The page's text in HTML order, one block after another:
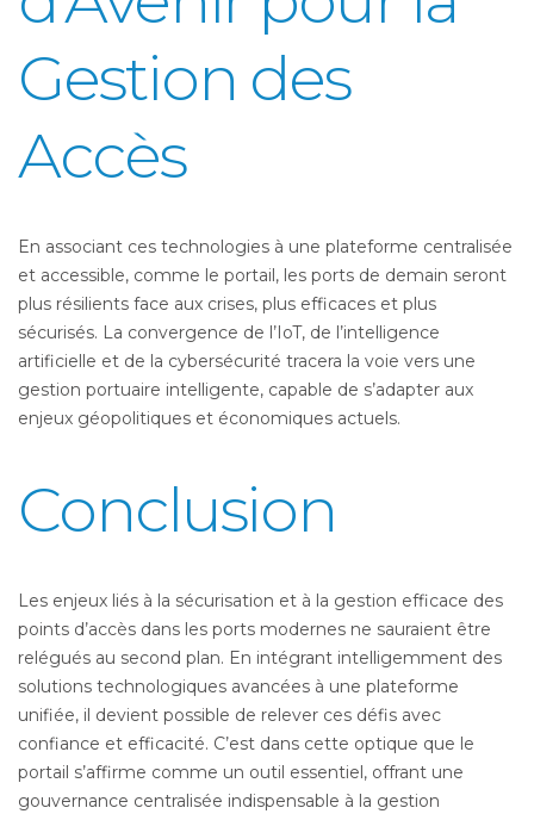
Gestion des
Accès
En associant ces technologies à une plateforme centralisée
et accessible, comme le portail, les ports de demain seront
plus résilients face aux crises, plus efficaces et plus
sécurisés. La convergence de l’IoT, de l’intelligence
artificielle et de la cybersécurité tracera la voie vers une
gestion portuaire intelligente, capable de s’adapter aux
enjeux géopolitiques et économiques actuels.
Conclusion
Les enjeux liés à la sécurisation et à la gestion efficace des
points d’accès dans les ports modernes ne sauraient être
relégués au second plan. En intégrant intelligemment des
solutions technologiques avancées à une plateforme
unifiée, il devient possible de relever ces défis avec
confiance et efficacité. C’est dans cette optique que le
portail s’affirme comme un outil essentiel, offrant une
gouvernance centralisée indispensable à la gestion